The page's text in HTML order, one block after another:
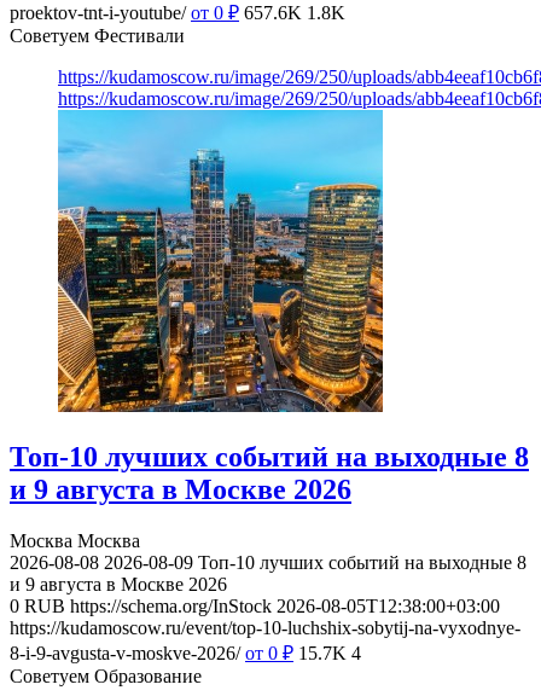
proektov-tnt-i-youtube/ от 0 ₽ 657.6K 1.8K
Советуем Фестивали
https://kudamoscow.ru/image/269/250/uploads/
https://kudamoscow.ru/image/269/250/uploads/
Топ-10 лучших событий на выходные 8
и 9 августа в Москве 2026
Москва Москва
2026-08-08 2026-08-09 Топ-10 лучших событий на выходные 8
и 9 августа в Москве 2026
0 RUB https://schema.org/InStock 2026-08-05T12:38:00+03:00
https://kudamoscow.ru/event/top-10-luchshix-sobytij-na-vyxodnye-
8-i-9-avgusta-v-moskve-2026/ от 0 ₽ 15.7K 4
Советуем Образование